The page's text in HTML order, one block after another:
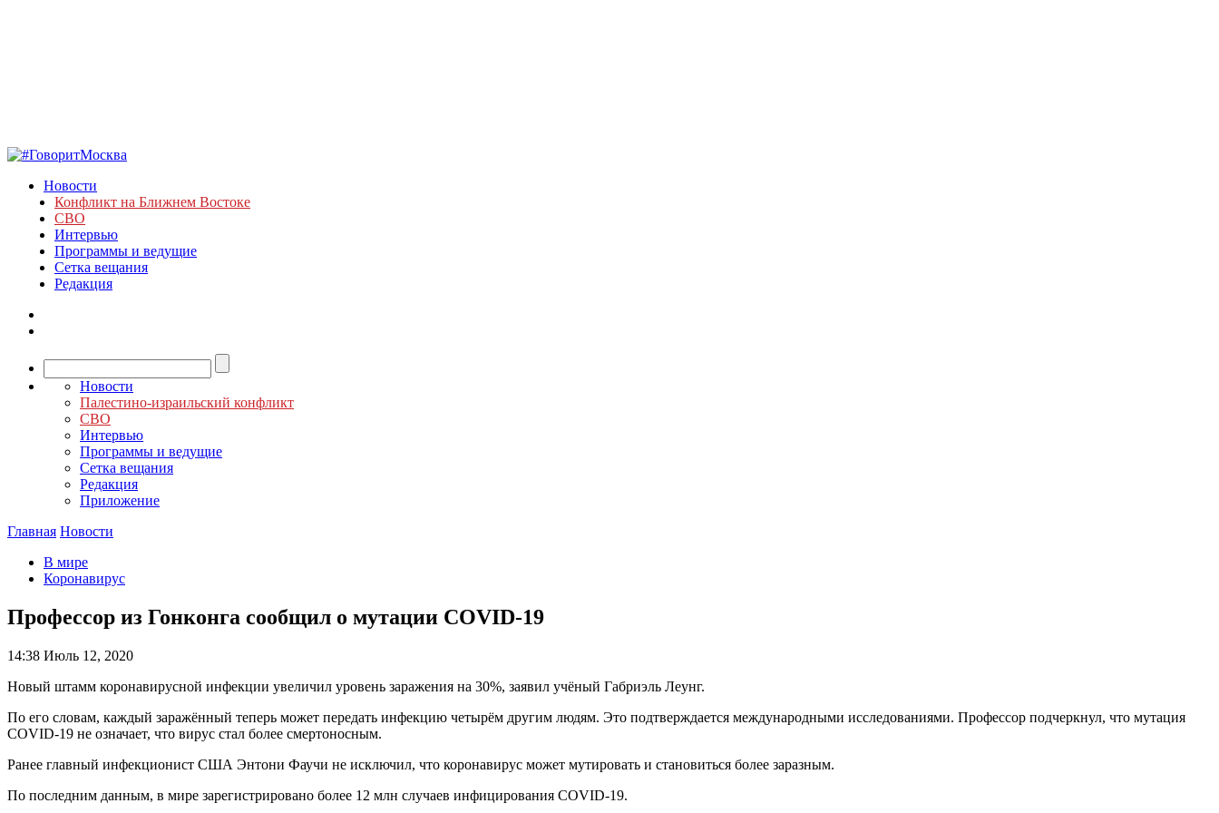
Новости
Конфликт на Ближнем Востоке
СВО
Интервью
Программы и ведущие
Сетка вещания
Редакция
Новости
Палестино-израильский конфликт
СВО
Интервью
Программы и ведущие
Сетка вещания
Редакция
Приложение
Главная Новости
В мире
Коронавирус
Профессор из Гонконга сообщил о мутации COVID-19
14:38 Июль 12, 2020
Новый штамм коронавирусной инфекции увеличил уровень заражения на 30%, заявил учёный Габриэль Леунг.
По его словам, каждый заражённый теперь может передать инфекцию четырём другим людям. Это подтверждается международными исследованиями. Профессор подчеркнул, что мутация
COVID-19 не означает, что вирус стал более смертоносным.
Ранее главный инфекционист США Энтони Фаучи не исключил, что коронавирус может мутировать и становиться более заразным.
По последним данным, в мире зарегистрировано более 12 млн случаев инфицирования COVID-19.